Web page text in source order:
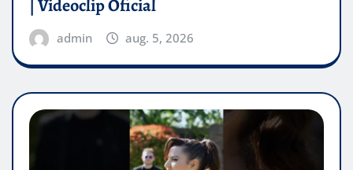
| Videoclip Oficial
admin aug. 5, 2026